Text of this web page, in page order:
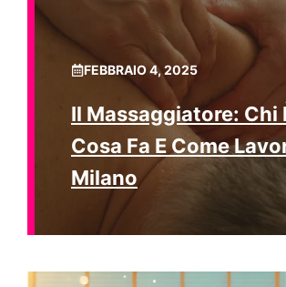
FEBBRAIO 4, 2025
Il Massaggiatore: Chi
Cosa Fa E Come
Milano